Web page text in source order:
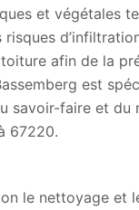
et végétales
afin de la
est
savoir-faire et du
67220.
le nettoyage et